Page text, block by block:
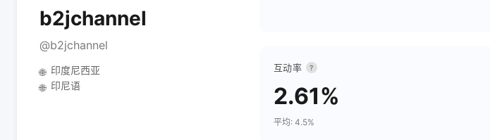
b2jchannel
@b2jchannel
🌐 印度尼西亚
🌐 印尼语
互动率 ?
2.61%
平均: 4.5%